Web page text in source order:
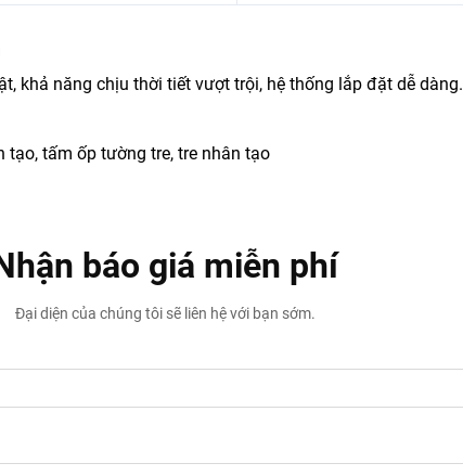
khả năng chịu thời tiết vượt trội, hệ thống lắp đặt dễ dàng.
tạo, tấm ốp tường tre, tre nhân tạo
báo giá miễn phí
Đại diện của chúng tôi sẽ liên hệ với bạn sớm.